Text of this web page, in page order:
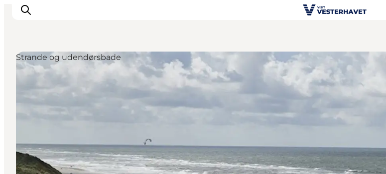
Det sker
Oplevelser
Vores Byer
Planlæg din ferie
Strande og udendørsbade